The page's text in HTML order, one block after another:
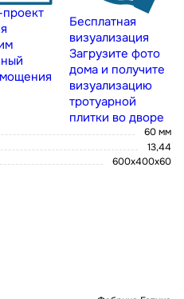
Бесплатная
визуализация
Загрузите фото
дома и получите
визуализацию
тротуарной
плитки во дворе
60 мм
13,44
600x400x60